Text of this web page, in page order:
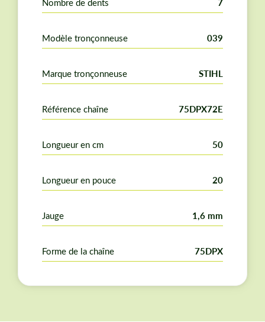
Modèle tronçonneuse 039
Marque tronçonneuse STIHL
Référence chaîne 75DPX72E
Longueur en cm 50
Longueur en pouce 20
Jauge 1,6 mm
Forme de la chaîne 75DPX